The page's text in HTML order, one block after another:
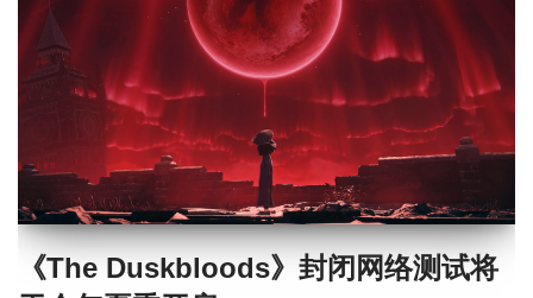
《The Duskbloods》封闭网络测试将